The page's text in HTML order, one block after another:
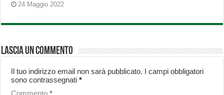
24 Maggio 2022
Lascia un commento
Il tuo indirizzo email non sarà pubblicato. I campi obbligatori
sono contrassegnati*